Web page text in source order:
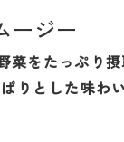
ージー
菜をたっぷり
りとした味わ